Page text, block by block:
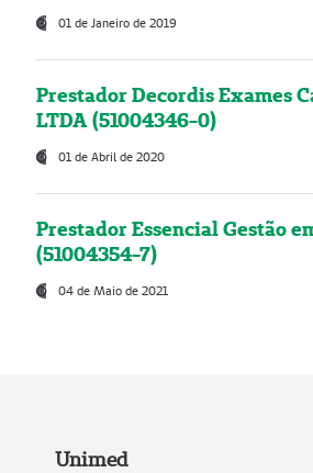
01 de Janeiro de 2019
Prestador Decordis Exames
LTDA (51004346-0)
01 de Abril de 2020
Prestador Essencial Gestão
(51004354-7)
04 de Maio de 2021
Unimed